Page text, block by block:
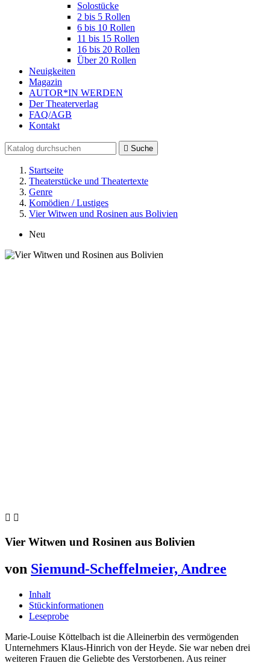
Solostücke
2 bis 5 Rollen
6 bis 10 Rollen
11 bis 15 Rollen
16 bis 20 Rollen
Über 20 Rollen
Neuigkeiten
Magazin
AUTOR*IN WERDEN
Der Theaterverlag
FAQ/AGB
Kontakt
 Suche
Startseite
Theaterstücke und Theatertexte
Genre
Komödien / Lustiges
Vier Witwen und Rosinen aus Bolivien
Neu
 
Vier Witwen und Rosinen aus Bolivien
von Siemund-Scheffelmeier, Andree
Inhalt
Stückinformationen
Leseprobe
Marie-Louise Köttelbach ist die Alleinerbin des vermögenden
Unternehmers Klaus-Hinrich von der Heyde. Sie war neben drei
weiteren Frauen die Geliebte des Verstorbenen. Aus reiner